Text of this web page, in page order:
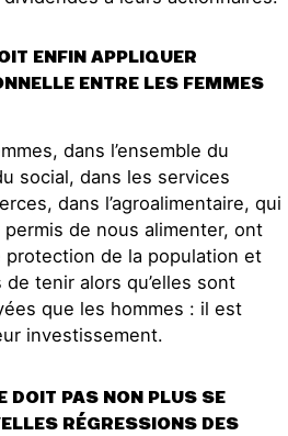
ENFIN APPLIQUER
ENTRE LES FEMMES
dans l’ensemble du
social, dans les services
dans l’agroalimentaire, qui
de nous alimenter, ont
protection de la population et
tenir alors qu’elles sont
que les hommes : il est
investissement.
DOIT PAS NON PLUS SE
RÉGRESSIONS DES